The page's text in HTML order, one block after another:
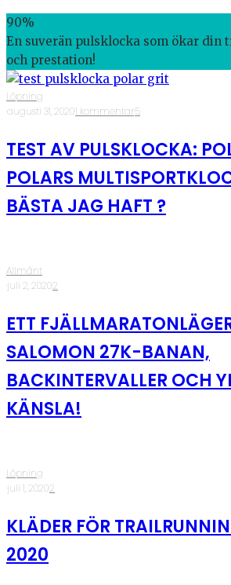
90%
En suverän pulsklocka som ökar din
och prestation!
Löpning
·augusti 31, 2020·1 kommentar·5
TEST AV PULSKLOCKA:
POLARS
BÄSTA JAG HAFT ?
Allmänt
·juli 2, 2020·2
ETT
SALOMON 27K-BANAN,
BACKINTERVALLER OCH
KÄNSLA!
Löpning
·juli 1, 2020·2
KLÄDER FÖR
2020